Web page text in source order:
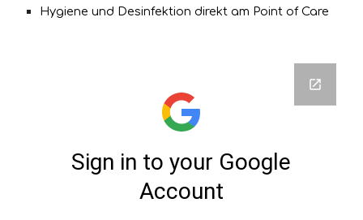
Hygiene und Desinfektion direkt am Point of Care